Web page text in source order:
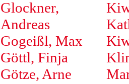
Glockner,
Andreas
Gogeißl, Max
Göttl, Finja
Götze, Arne